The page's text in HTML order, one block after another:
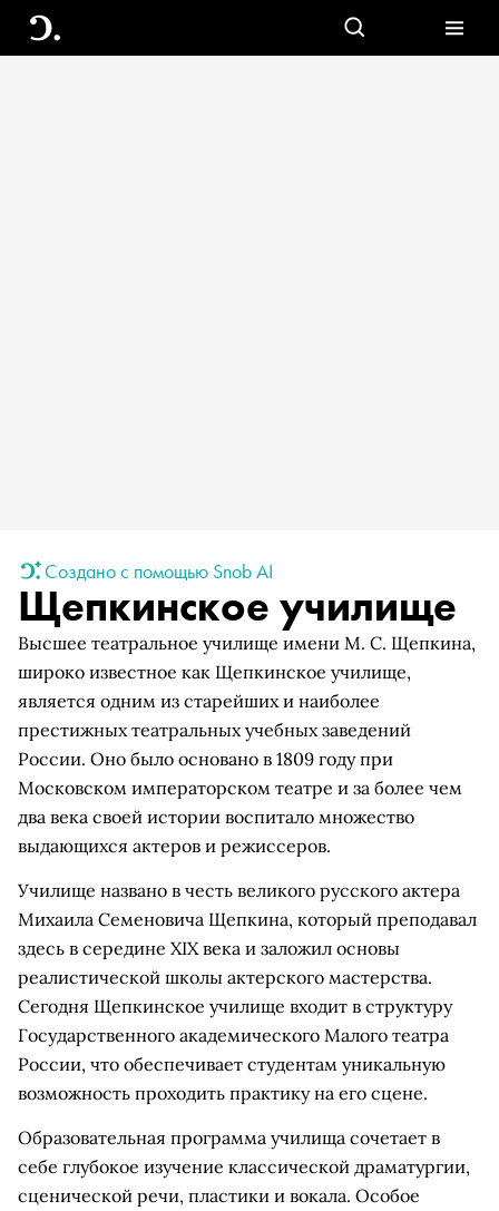
Создано с помощью Snob AI
Щепкинское училище
Высшее театральное училище имени М. С. Щепкина,
широко известное как Щепкинское училище,
является одним из старейших и наиболее
престижных театральных учебных заведений
России. Оно было основано в 1809 году при
Московском императорском театре и за более чем
два века своей истории воспитало множество
выдающихся актеров и режиссеров.
Училище названо в честь великого русского актера
Михаила Семеновича Щепкина, который преподавал
здесь в середине XIX века и заложил основы
реалистической школы актерского мастерства.
Сегодня Щепкинское училище входит в структуру
Государственного академического Малого театра
России, что обеспечивает студентам уникальную
возможность проходить практику на его сцене.
Образовательная программа училища сочетает в
себе глубокое изучение классической драматургии,
сценической речи, пластики и вокала. Особое